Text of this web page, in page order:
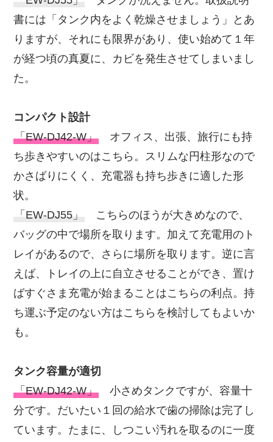
書には「タンク内をよく乾燥させましょう」とあ
りますが、それにも限界があり、使い始めて１年
が経つ頃の真夏に、カビを発生させてしまいまし
た。
コンパクト設計
「EW-DJ42-W」 オフィス、出張、旅行にも持
ち歩きやすいのはこちら。スリムな円柱形なので
かさばりにくく、充電器も持ち歩きに適した形
状。
「EW-DJ55」
こちらのほうが大きめなので、
バッグの中で場所を取ります。加えて充電用のト
レイがあるので、さらに場所を取ります。逆に言
えば、トレイの上に自立させることができ、置け
ばすぐさま充電が始まることはこちらの利点。持
ち運ぶ予定のない方はこちらを検討してもよいか
も。
タンク容量が適切
「EW-DJ42-W」 小さめタンクですが、容量十
分です。だいたい１回の給水で歯の掃除は完了し
ています。たまに、しつこい汚れを取るのに一度